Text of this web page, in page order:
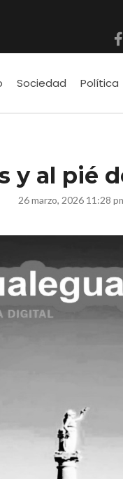
Sociedad Política
y al pié
26 marzo, 2026 11:28